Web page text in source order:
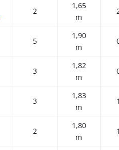
2
1,65
m
5
1,90
m
3
1,82
m
3
1,83
m
2
1,80
m